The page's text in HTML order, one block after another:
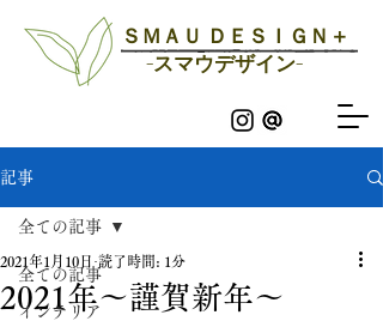
ＳＭＡＵ ＤＥＳＩＧＮ＋
-スマウデザイン-
記事
全ての記事
インテリア
全ての記事
2021年～謹賀新年～
2021年1月10日 読了時間: 1分